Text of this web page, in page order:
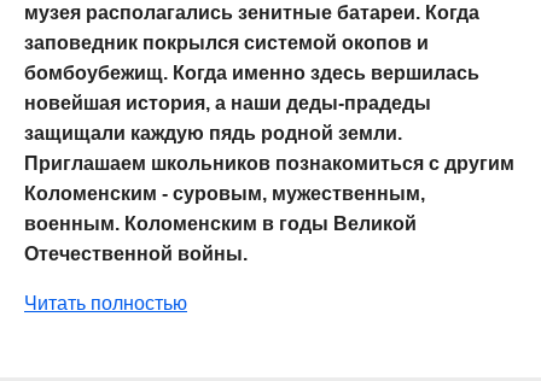
музея располагались зенитные батареи. Когда
заповедник покрылся системой окопов и
бомбоубежищ. Когда именно здесь вершилась
новейшая история, а наши деды-прадеды
защищали каждую пядь родной земли.
Приглашаем школьников познакомиться с другим
Коломенским - суровым, мужественным,
военным. Коломенским в годы Великой
Отечественной войны.
Читать полностью